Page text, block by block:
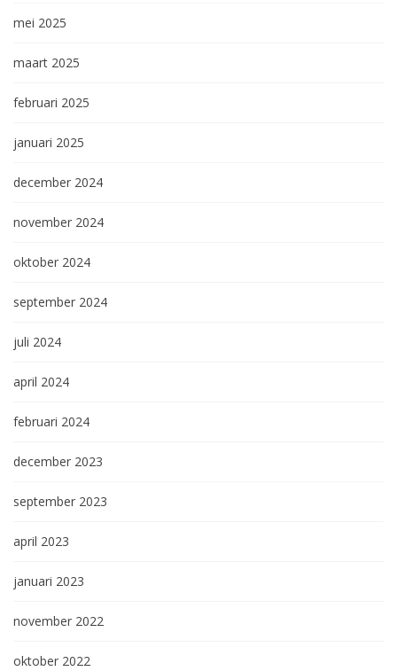
mei 2025
maart 2025
februari 2025
januari 2025
december 2024
november 2024
oktober 2024
september 2024
juli 2024
april 2024
februari 2024
december 2023
september 2023
april 2023
januari 2023
november 2022
oktober 2022